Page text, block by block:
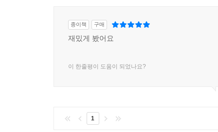
종이책 구매
재밌게 봤어요
이 한줄평이 도움이 되었나요?
1